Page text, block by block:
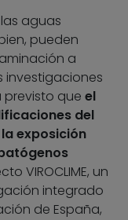
aguas
pueden
a
investigaciones
previsto que el
del
exposición
VIROCLIME, un
integrado
de España,